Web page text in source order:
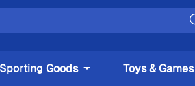
Sporting Goods Toys & Games